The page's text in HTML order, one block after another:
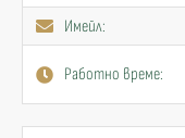
Имейл:
Работно време: